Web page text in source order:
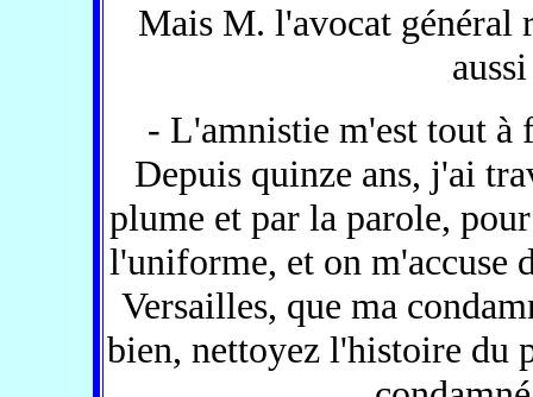
Mais M. l'avocat général
- L'amnistie m'est tout à
Depuis quinze ans, j'ai
plume et par la parole,
l'uniforme, et on m'accuse
Versailles, que ma
bien, nettoyez l'histoire du